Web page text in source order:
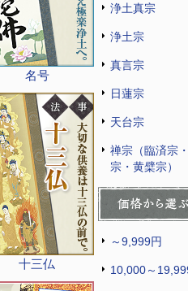
名号
十三仏
浄土真宗
浄土宗
真言宗
日蓮宗
天台宗
禅宗（臨済宗
宗・黄檗宗）
～9,999円
10,000～